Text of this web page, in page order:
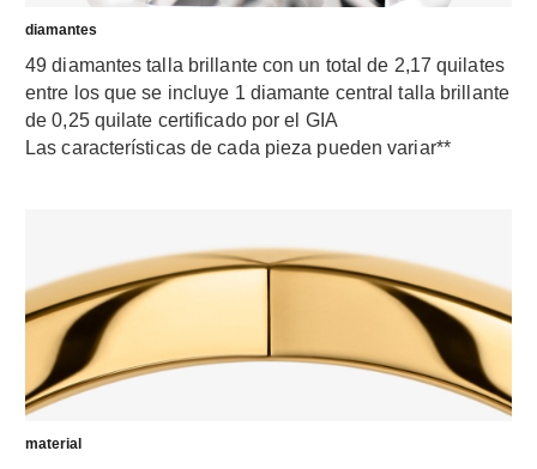
diamantes
49 diamantes talla brillante con un total de 2,17 quilates
entre los que se incluye 1 diamante central talla brillante
de 0,25 quilate certificado por el GIA
Las características de cada pieza pueden variar**
material